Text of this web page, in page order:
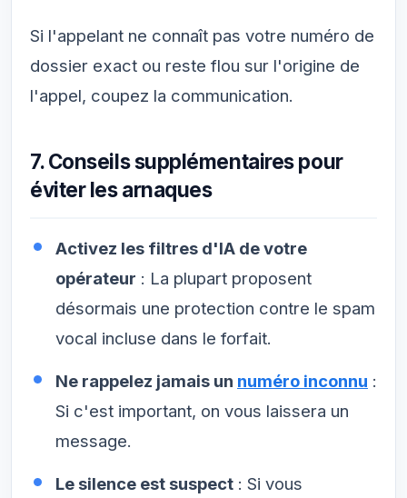
Si l'appelant ne connaît pas votre numéro de
dossier exact ou reste flou sur l'origine de
l'appel, coupez la communication.
7. Conseils supplémentaires pour
éviter les arnaques
Activez les filtres d'IA de votre
opérateur : La plupart proposent
désormais une protection contre le spam
vocal incluse dans le forfait.
Ne rappelez jamais un numéro inconnu :
Si c'est important, on vous laissera un
message.
Le silence est suspect : Si vous